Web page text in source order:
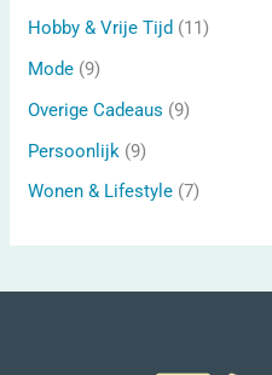
Hobby & Vrije Tijd (11)
Mode (9)
Overige Cadeaus (9)
Persoonlijk (9)
Wonen & Lifestyle (7)